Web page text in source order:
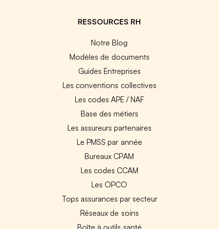
RESSOURCES RH
Notre Blog
Modèles de documents
Guides Entreprises
Les conventions collectives
Les codes APE / NAF
Base des métiers
Les assureurs partenaires
Le PMSS par année
Bureaux CPAM
Les codes CCAM
Les OPCO
Tops assurances par secteur
Réseaux de soins
Boîte à outils santé